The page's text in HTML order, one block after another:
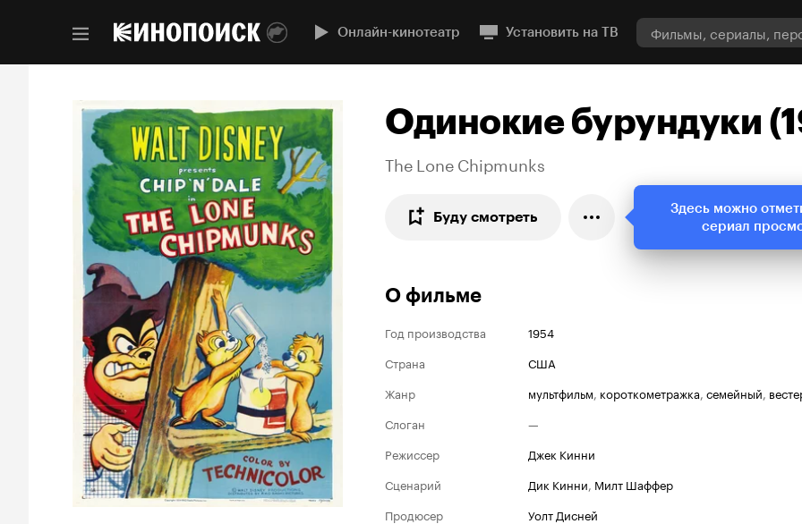
Онлайн-кинотеатр Установить на ТВ
Одинокие бурундуки
The Lone Chipmunks
Буду смотреть
О фильме
Год производства
1954
Страна
США
Жанр
мультфильм, короткометражка, семейный,
Слоган
—
Режиссер
Джек Кинни
Сценарий
Дик Кинни, Милт Шаффер
Продюсер
Уолт Дисней
Здесь можно
сериал